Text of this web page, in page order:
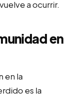
a ocurrir.
en
en la
es la